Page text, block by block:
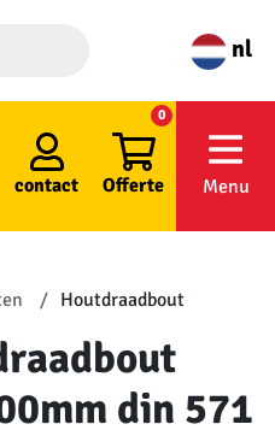
nl
contact Offerte
0
Menu
Houtdraadbout
din 571